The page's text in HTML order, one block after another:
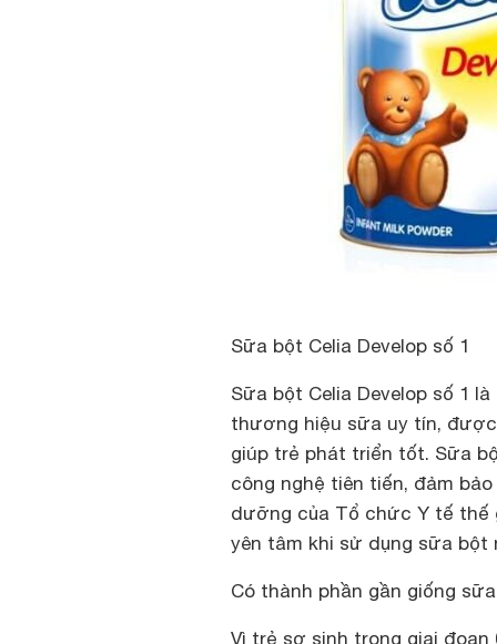
Sữa bột Celia Develop số 1
Sữa bột Celia Develop số 1
thương hiệu sữa uy tín,
giúp trẻ phát triển tốt. Sữa
công nghệ tiên tiến, đảm
dưỡng của Tổ chức Y tế thế
yên tâm khi sử dụng sữa bột
Có thành phần gần giống
Vì trẻ sơ sinh trong giai